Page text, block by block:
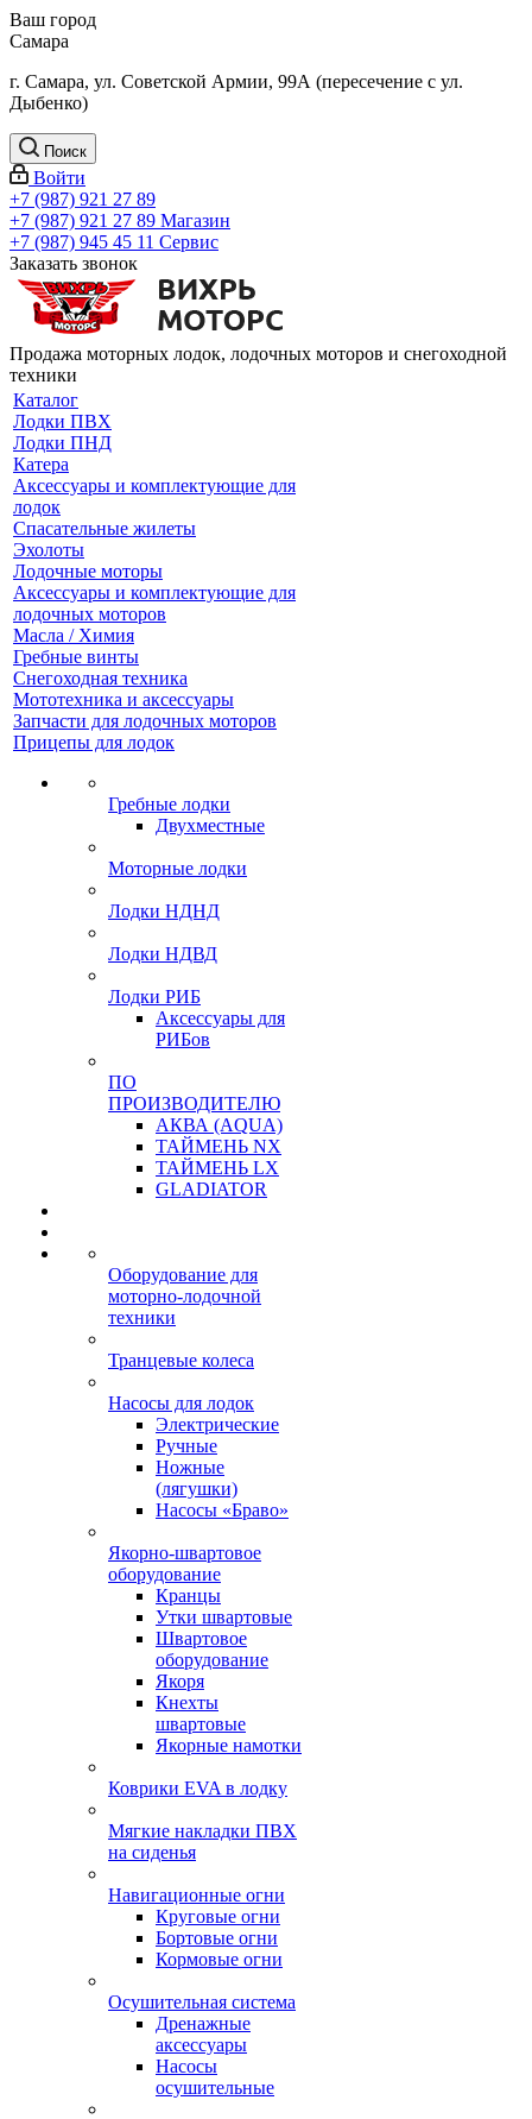
Ваш город
Самара
г. Самара, ул. Советской Армии, 99А (пересечение с ул.
Дыбенко)
Поиск
Войти
+7 (987) 921 27 89
+7 (987) 921 27 89 Магазин
+7 (987) 945 45 11 Сервис
Заказать звонок
Продажа моторных лодок, лодочных моторов и снегоходной
техники
Каталог
Лодки ПВХ
Лодки ПНД
Катера
Аксессуары и комплектующие для
лодок
Спасательные жилеты
Эхолоты
Лодочные моторы
Аксессуары и комплектующие для
лодочных моторов
Масла / Химия
Гребные винты
Снегоходная техника
Мототехника и аксессуары
Запчасти для лодочных моторов
Прицепы для лодок
Гребные лодки
Двухместные
Моторные лодки
Лодки НДНД
Лодки НДВД
Лодки РИБ
Аксессуары для
РИБов
ПО
ПРОИЗВОДИТЕЛЮ
АКВА (AQUA)
ТАЙМЕНЬ NX
ТАЙМЕНЬ LX
GLADIATOR
Оборудование для
моторно-лодочной
техники
Транцевые колеса
Насосы для лодок
Электрические
Ручные
Ножные
(лягушки)
Насосы «Браво»
Якорно-швартовое
оборудование
Кранцы
Утки швартовые
Швартовое
оборудование
Якоря
Кнехты
швартовые
Якорные намотки
Коврики EVA в лодку
Мягкие накладки ПВХ
на сиденья
Навигационные огни
Круговые огни
Бортовые огни
Кормовые огни
Осушительная система
Дренажные
аксессуары
Насосы
осушительные